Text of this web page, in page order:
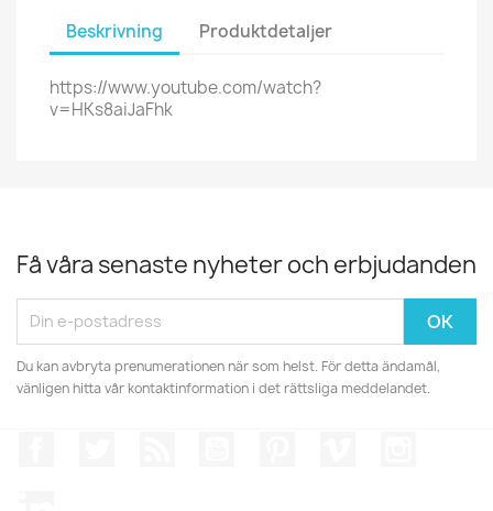
Beskrivning Produktdetaljer
https://www.youtube.com/watch?
v=HKs8aiJaFhk
Få våra senaste nyheter och erbjudanden
Du kan avbryta prenumerationen när som helst. För detta ändamål,
vänligen hitta vår kontaktinformation i det rättsliga meddelandet.